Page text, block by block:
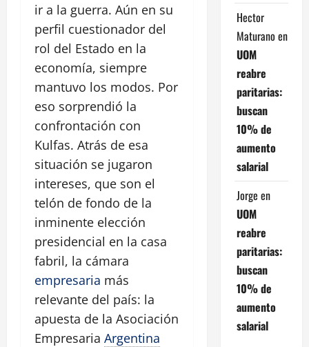
ir a la guerra. Aún en su
perfil cuestionador del
rol del Estado en la
economía, siempre
mantuvo los modos. Por
eso sorprendió la
confrontación con
Kulfas. Atrás de esa
situación se jugaron
intereses, que son el
telón de fondo de la
inminente elección
presidencial en la casa
fabril, la cámara
empresaria más
relevante del país: la
apuesta de la Asociación
Empresaria Argentina
Hector
Maturano en
UOM
reabre
paritarias:
buscan
10% de
aumento
salarial
Jorge en
UOM
reabre
paritarias:
buscan
10% de
aumento
salarial